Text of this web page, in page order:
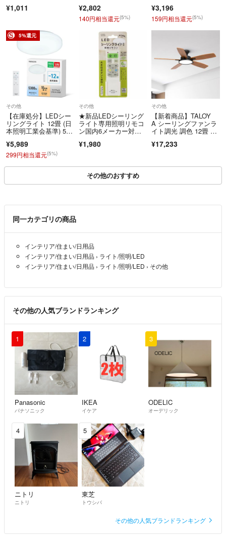
¥1,011 ¥2,802
140円相当還元(5%)
¥3,196
159円相当還元(5%)
5%還元
その他
【在庫処分】LEDシー
リングライト 12畳 (日
本照明工業会基準) 530
¥5,989
299円相当還元(5%)
その他
★新品LEDシーリング
ライト専用照明リモコ
ン国内6メーカー対
¥1,980
その他
【新着商品】TALOY
A シーリングファンラ
イト調光 調色 12畳 LE
¥17,233
その他のおすすめ
同一カテゴリの商品
インテリア/住まい/日用品
インテリア/住まい/日用品 › ライト/照明/LED
インテリア/住まい/日用品 › ライト/照明/LED › その他
その他の人気ブランドランキング
1
Panasonic
パナソニック
2
IKEA
イケア
3
ODELIC
オーデリック
4
ニトリ
ニトリ
5
東芝
トウシバ
その他の人気ブランドランキング